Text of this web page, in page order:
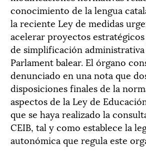
conocimiento de la lengua
la reciente Ley de medidas
acelerar proyectos
de simplificación
Parlament balear. El órgano
denunciado en una nota que
disposiciones finales de la
aspectos de la Ley de
que se haya realizado la
CEIB, tal y como establece la
autonómica que regula este